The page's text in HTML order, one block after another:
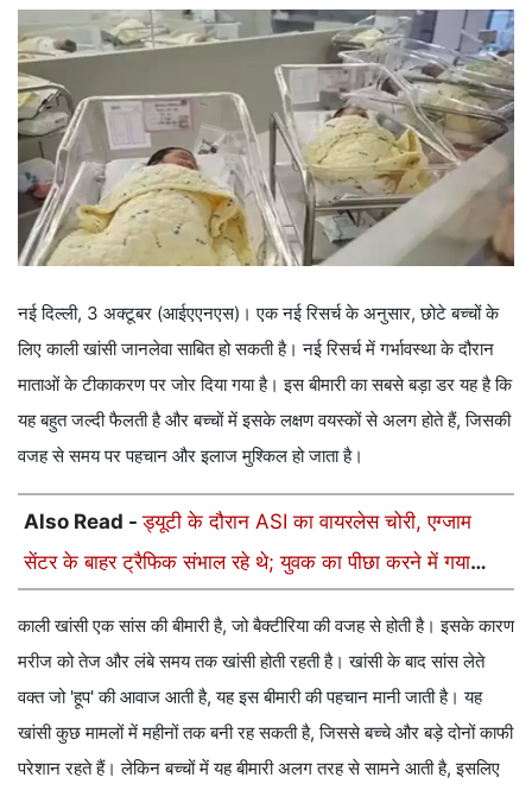
नई दिल्ली, 3 अक्टूबर (आईएएनएस)। एक नई रिसर्च के अनुसार, छोटे बच्चों के
लिए काली खांसी जानलेवा साबित हो सकती है। नई रिसर्च में गर्भावस्था के दौरान
माताओं के टीकाकरण पर जोर दिया गया है। इस बीमारी का सबसे बड़ा डर यह है कि
यह बहुत जल्दी फैलती है और बच्चों में इसके लक्षण वयस्कों से अलग होते हैं, जिसकी
वजह से समय पर पहचान और इलाज मुश्किल हो जाता है।
Also Read -ड्यूटी के दौरान ASI का वायरलेस चोरी, एग्जाम
सेंटर के बाहर ट्रैफिक संभाल रहे थे; युवक का पीछा करने में गया
काली खांसी एक सांस की बीमारी है, जो बैक्टीरिया की वजह से होती है। इसके कारण
मरीज को तेज और लंबे समय तक खांसी होती रहती है। खांसी के बाद सांस लेते
वक्त जो 'हूप' की आवाज आती है, यह इस बीमारी की पहचान मानी जाती है। यह
खांसी कुछ मामलों में महीनों तक बनी रह सकती है, जिससे बच्चे और बड़े दोनों काफी
परेशान रहते हैं। लेकिन बच्चों में यह बीमारी अलग तरह से सामने आती है, इसलिए